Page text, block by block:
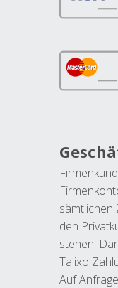
sämtlichen
den
stehen.
Talixo
Auf